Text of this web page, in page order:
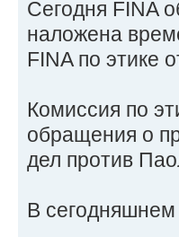
Сегодня FINA
наложена
FINA по этике
Комиссия по
обращения о
дел против
В сегодняшнем